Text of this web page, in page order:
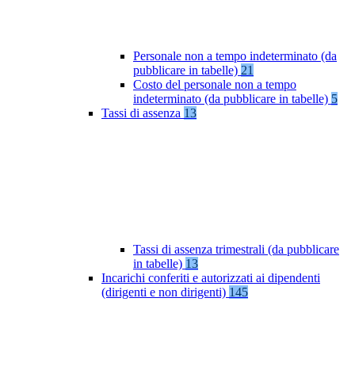
Personale non a tempo indeterminato (da
pubblicare in tabelle) 21
Costo del personale non a tempo
indeterminato (da pubblicare in tabelle) 5
Tassi di assenza 13
Tassi di assenza trimestrali (da pubblicare
in tabelle) 13
Incarichi conferiti e autorizzati ai dipendenti
(dirigenti e non dirigenti) 145